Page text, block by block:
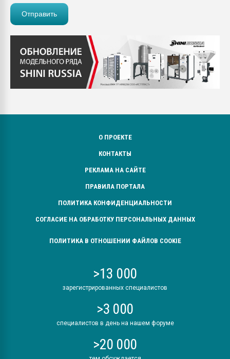
О ПРОЕКТЕ
КОНТАКТЫ
РЕКЛАМА НА САЙТЕ
ПРАВИЛА ПОРТАЛА
ПОЛИТИКА КОНФИДЕНЦИАЛЬНОСТИ
СОГЛАСИЕ НА ОБРАБОТКУ ПЕРСОНАЛЬНЫХ ДАННЫХ
ПОЛИТИКА В ОТНОШЕНИИ ФАЙЛОВ COOKIE
>13 000
зарегистрированных специалистов
>3 000
специалистов в день на нашем форуме
>20 000